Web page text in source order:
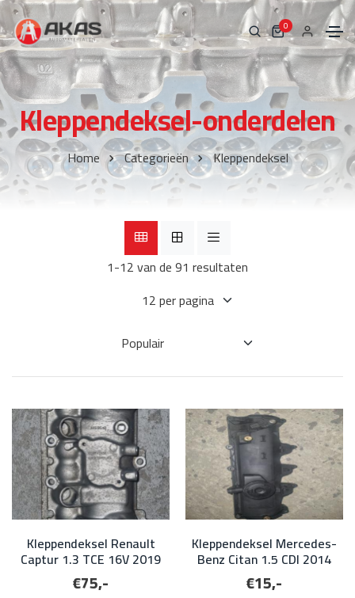
0
Kleppendeksel-onderdelen
Home Categorieën Kleppendeksel
1-12 van de 91 resultaten
Kleppendeksel Renault
Captur 1.3 TCE 16V 2019
€75,-
Kleppendeksel Mercedes-
Benz Citan 1.5 CDI 2014
€15,-